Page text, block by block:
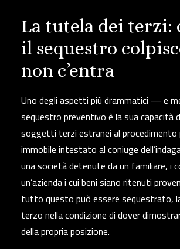
La tutela dei terzi:
il sequestro
non c’entra
Uno degli aspetti più drammatici — e
sequestro preventivo è la sua capacità
soggetti terzi estranei al procedimento
immobile intestato al coniuge
una società detenute da un familiare, i
un’azienda i cui beni siano ritenuti
tutto questo può essere sequestrato,
terzo nella condizione di dover
della propria posizione.